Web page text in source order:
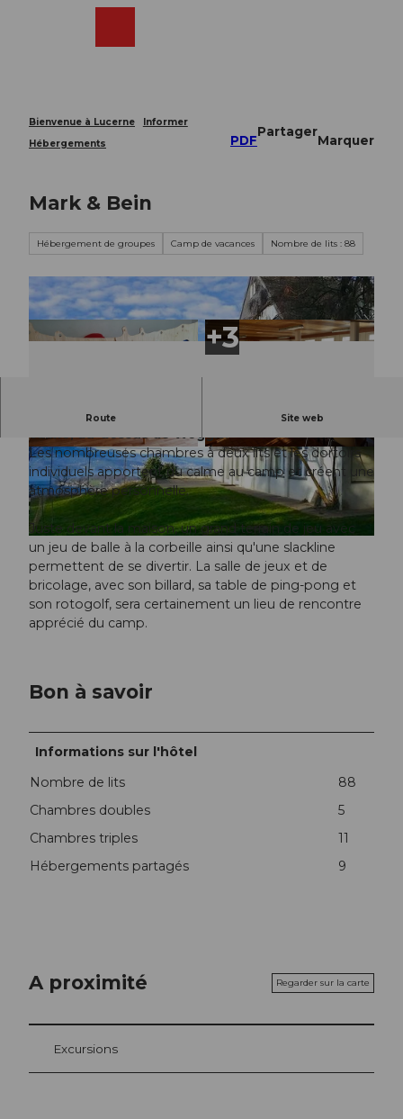
Bienvenue à Lucerne
Informer
Hébergements
PDF
Partager
Marquer
Mark & Bein
Hébergement de groupes Camp de vacances Nombre de lits : 88
© Mark und Bein GmbH | CC-BY-NC-ND
© Kurmann Eva |CC-BY-NC-ND © Kurmann Eva |CC-BY-NC-ND
Route Site web
La maison de groupe Mark & ; Bein est située au
calme, au-dessus de Weggis.
Les nombreuses chambres à deux lits et les dortoirs
individuels apportent du calme au camp et créent une
atmosphère personnelle.
Juste devant la maison, un grand terrain de jeu avec
un jeu de balle à la corbeille ainsi qu'une slackline
permettent de se divertir. La salle de jeux et de
bricolage, avec son billard, sa table de ping-pong et
son rotogolf, sera certainement un lieu de rencontre
apprécié du camp.
Bon à savoir
Informations sur l'hôtel
Nombre de lits
88
Chambres doubles
5
Chambres triples
11
Hébergements partagés
9
A proximité Regarder sur la carte
Excursions